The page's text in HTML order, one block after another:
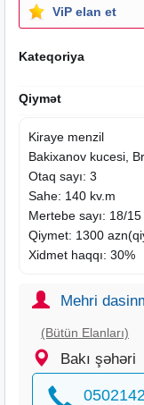
ViP elan et
Kateqoriya
Qiymət
Kiraye menzil
Bakixanov kucesi,
Otaq sayı: 3
Sahe: 140 kv.m
Mertebe sayı: 18/15
Qiymet: 1300
Xidmet haqqı: 30%
Mehri
(Bütün Elanları)
Bakı şəhəri